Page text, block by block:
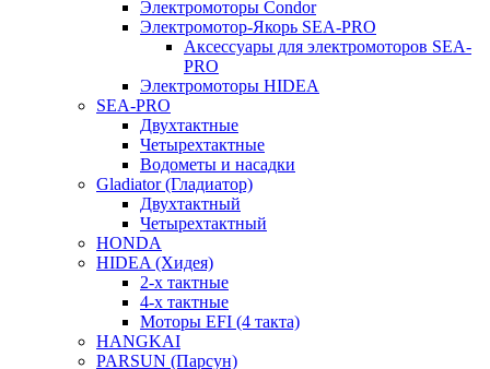
Электромоторы Condor
Электромотор-Якорь SEA-PRO
Аксессуары для электромоторов SEA-
PRO
Электромоторы HIDEA
SEA-PRO
Двухтактные
Четырехтактные
Водометы и насадки
Gladiator (Гладиатор)
Двухтактный
Четырехтактный
HONDA
HIDEA (Хидея)
2-х тактные
4-х тактные
Моторы EFI (4 такта)
HANGKAI
PARSUN (Парсун)